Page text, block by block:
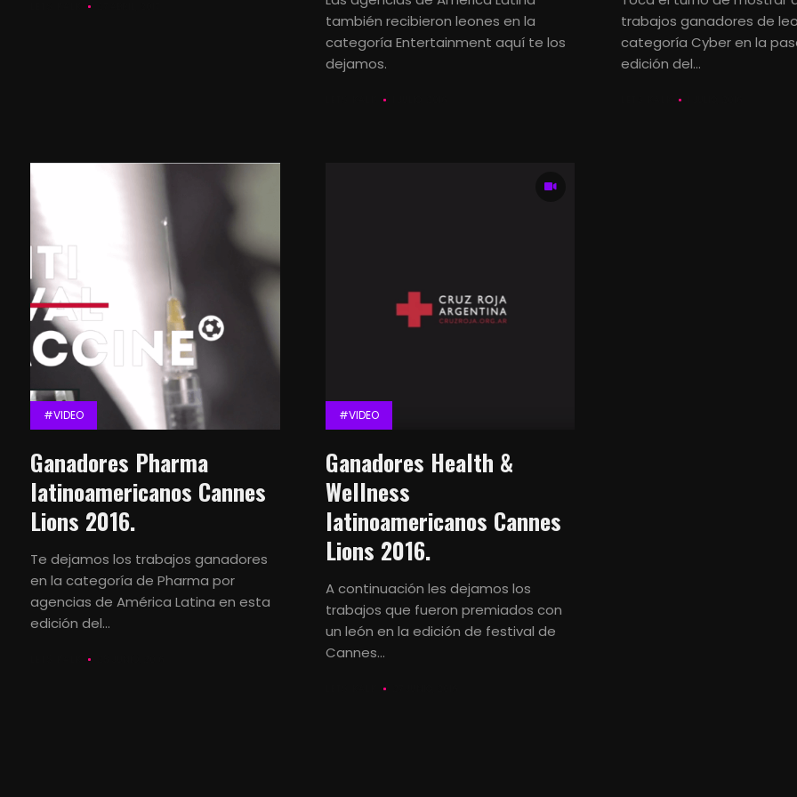
también recibieron leones en la
categoría Entertainment aquí te los
dejamos.
trabajos ganadores de
categoría Cyber en la
edición del...
#VIDEO
Ganadores Pharma
latinoamericanos Cannes
Lions 2016.
Te dejamos los trabajos ganadores
en la categoría de Pharma por
agencias de América Latina en esta
edición del...
#VIDEO
Ganadores Health &
Wellness
latinoamericanos Cannes
Lions 2016.
A continuación les dejamos los
trabajos que fueron premiados con
un león en la edición de festival de
Cannes...